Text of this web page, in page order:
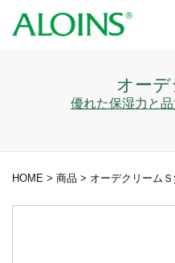
オー
優れた保湿力と品
HOME > 商品 > オーデクリーム